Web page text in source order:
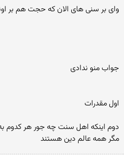
وای بر سنی های الان که حجت هم بر
جواب منو ندادی
اول مقدرات
دوم اینکه اهل سنت چه جور هر کدوم
مگر همه عالم دین هستند